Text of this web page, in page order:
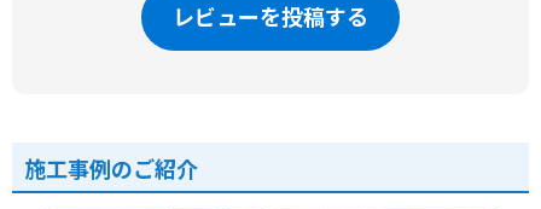
レビューを投稿する
施工事例のご紹介